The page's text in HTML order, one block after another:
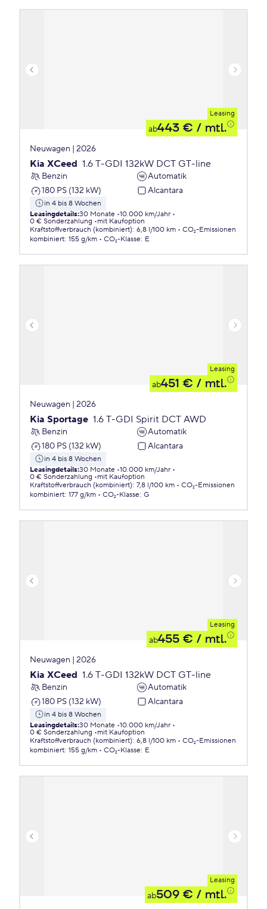
Leasing
ab443 € / mtl.
Neuwagen | 2026
Kia XCeed 1.6 T-GDI 132kW DCT GT-line
Benzin
Automatik
180 PS (132 kW)
Alcantara
in 4 bis 8 Wochen
Leasingdetails:30 Monate 10.000 km/Jahr
0 € Sonderzahlung
mit Kaufoption
Kraftstoffverbrauch (kombiniert): 6,8 l/100 km
CO₂-Emissionen
kombiniert: 155 g/km CO₂-Klasse: E
Leasing
ab451 € / mtl.
Neuwagen | 2026
Kia Sportage 1.6 T-GDI Spirit DCT AWD
Benzin
Automatik
180 PS (132 kW)
Alcantara
in 4 bis 8 Wochen
Leasingdetails:30 Monate 10.000 km/Jahr
0 € Sonderzahlung
mit Kaufoption
Kraftstoffverbrauch (kombiniert): 7,8 l/100 km
CO₂-Emissionen
kombiniert: 177 g/km CO₂-Klasse: G
Leasing
ab455 € / mtl.
Neuwagen | 2026
Kia XCeed 1.6 T-GDI 132kW DCT GT-line
Benzin
Automatik
180 PS (132 kW)
Alcantara
in 4 bis 8 Wochen
Leasingdetails:30 Monate 10.000 km/Jahr
0 € Sonderzahlung
mit Kaufoption
Kraftstoffverbrauch (kombiniert): 6,8 l/100 km
CO₂-Emissionen
kombiniert: 155 g/km CO₂-Klasse: E
Leasing
ab509 € / mtl.